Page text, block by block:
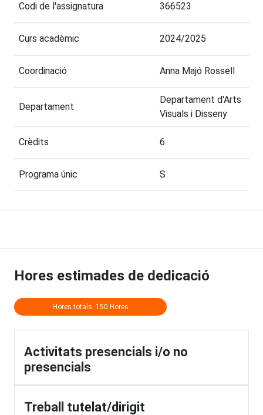
Codi de l'assignatura 366523
Curs acadèmic 2024/2025
Coordinació Anna Majó Rossell
Departament
Departament d'Arts
Visuals i Disseny
Crèdits 6
Programa únic S
Hores estimades de dedicació
Hores totals: 150 Hores
Activitats presencials i/o no
presencials
Treball tutelat/dirigit